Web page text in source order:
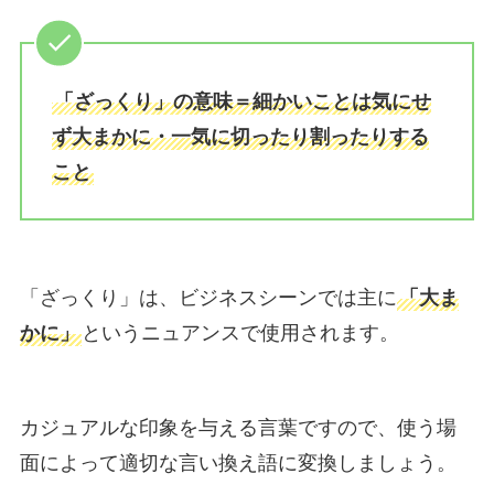
「ざっくり」の意味＝細かいことは気にせ
ず大まかに・一気に切ったり割ったりする
こと
「ざっくり」は、ビジネスシーンでは主に「大ま
かに」というニュアンスで使用されます。
カジュアルな印象を与える言葉ですので、使う場
面によって適切な言い換え語に変換しましょう。